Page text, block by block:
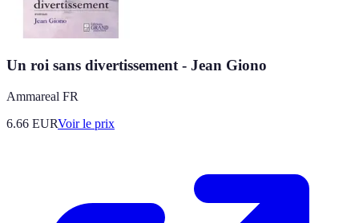
Un roi sans divertissement - Jean Giono
Ammareal FR
6.66 EURVoir le prix